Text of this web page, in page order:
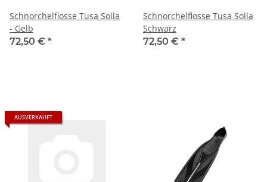
Schnorchelflosse Tusa Solla
- Gelb
72,50 € *
Schnorchelflosse Tusa Solla
Schwarz
72,50 € *
AUSVERKAUFT